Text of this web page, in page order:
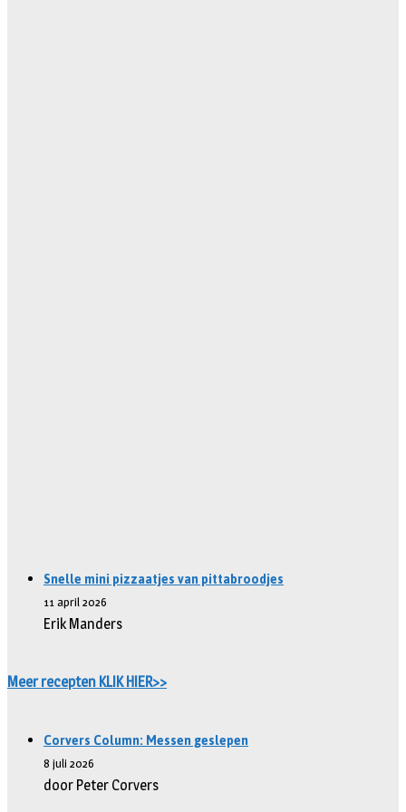
Snelle mini pizzaatjes van pittabroodjes
11 april 2026
Erik Manders
Meer recepten KLIK HIER>>
Corvers Column: Messen geslepen
8 juli 2026
door Peter Corvers